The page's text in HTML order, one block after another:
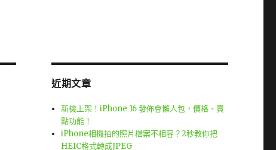
近期文章
新機上架！iPhone 16 發佈會懶人包，價格、賣
點功能！
iPhone相機拍的照片檔案不相容？2秒教你把
HEIC格式轉成JPEG